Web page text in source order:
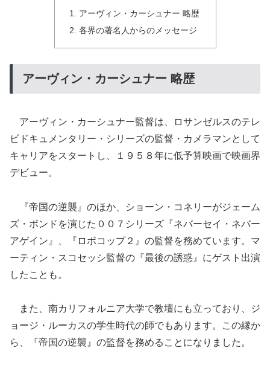
アーヴィン・カーシュナー 略歴
各界の著名人からのメッセージ
アーヴィン・カーシュナー 略歴
アーヴィン・カーシュナー監督は、ロサンゼルスのテレ
ビドキュメンタリー・シリーズの監督・カメラマンとして
キャリアをスタートし、１９５８年に低予算映画で映画界
デビュー。
『帝国の逆襲』のほか、ショーン・コネリーがジェーム
ズ・ボンドを演じた００７シリーズ『ネバーセイ・ネバー
アゲイン』、『ロボコップ２』の監督を務めています。マ
ーティン・スコセッシ監督の『最後の誘惑』にゲスト出演
したことも。
また、南カリフォルニア大学で教壇にも立っており、ジ
ョージ・ルーカスの学生時代の師でもあります。この縁か
ら、『帝国の逆襲』の監督を務めることになりました。